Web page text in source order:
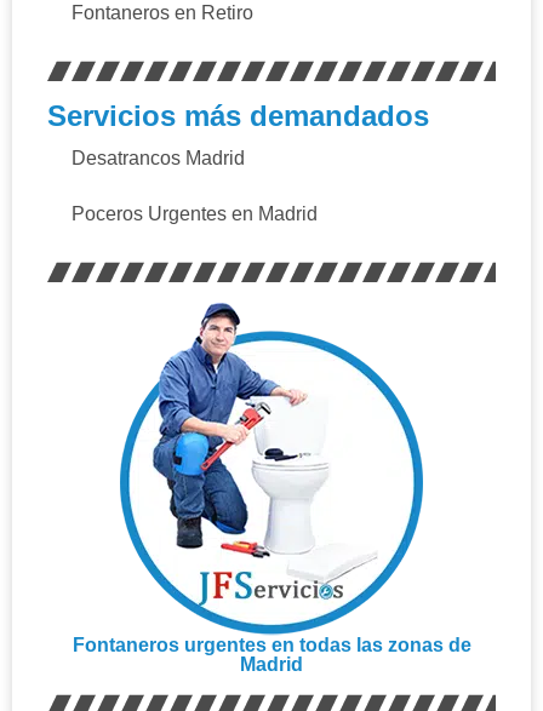
Fontaneros en Retiro
Servicios más demandados
Desatrancos Madrid
Poceros Urgentes en Madrid
Fontaneros urgentes en todas las zonas de
Madrid